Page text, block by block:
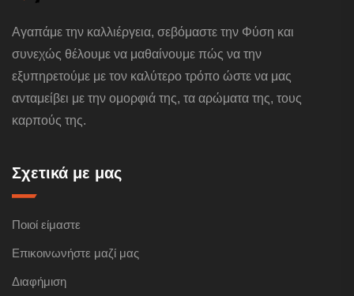
Αγαπάμε την καλλιέργεια, σεβόμαστε την Φύση και
συνεχώς θέλουμε να μαθαίνουμε πώς να την
εξυπηρετούμε με τον καλύτερο τρόπο ώστε να μας
ανταμείβει με την ομορφιά της, τα αρώματα της, τους
καρπούς της.
Σχετικά με μας
Ποιοί είμαστε
Επικοινωνήστε μαζί μας
Διαφήμιση